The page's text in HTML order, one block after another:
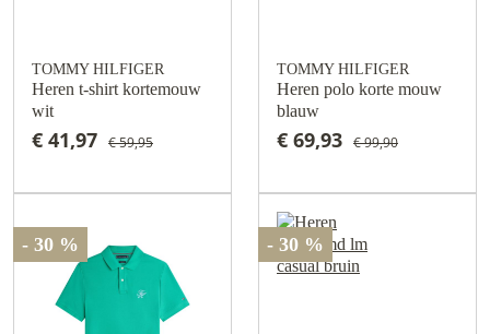
TOMMY HILFIGER
Heren t-shirt kortemouw
wit
€ 41,97 € 59,95
TOMMY HILFIGER
Heren polo korte mouw
blauw
€ 69,93 € 99,90
- 30 % - 30 %